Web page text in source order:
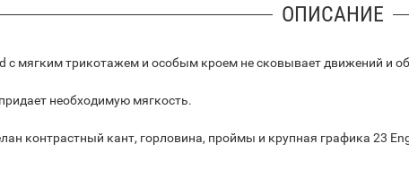
ОПИСАНИЕ
с мягким трикотажем и особым кроем не сковывает движений и
необходимую мягкость.
контрастный кант, горловина, проймы и крупная графика 23